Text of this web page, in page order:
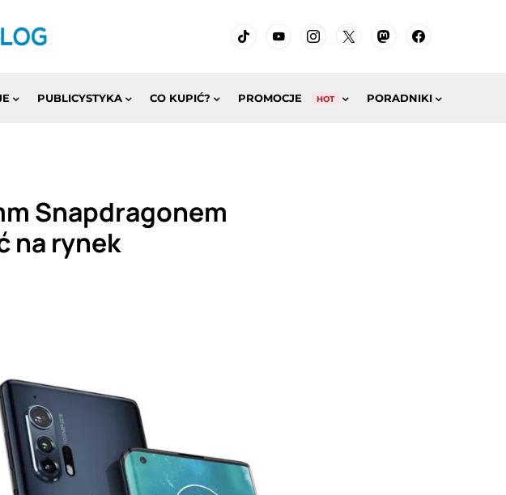
PUBLICYSTYKA CO KUPIĆ? PROMOCJE HOT PORADNIKI
Snapdragonem
na rynek